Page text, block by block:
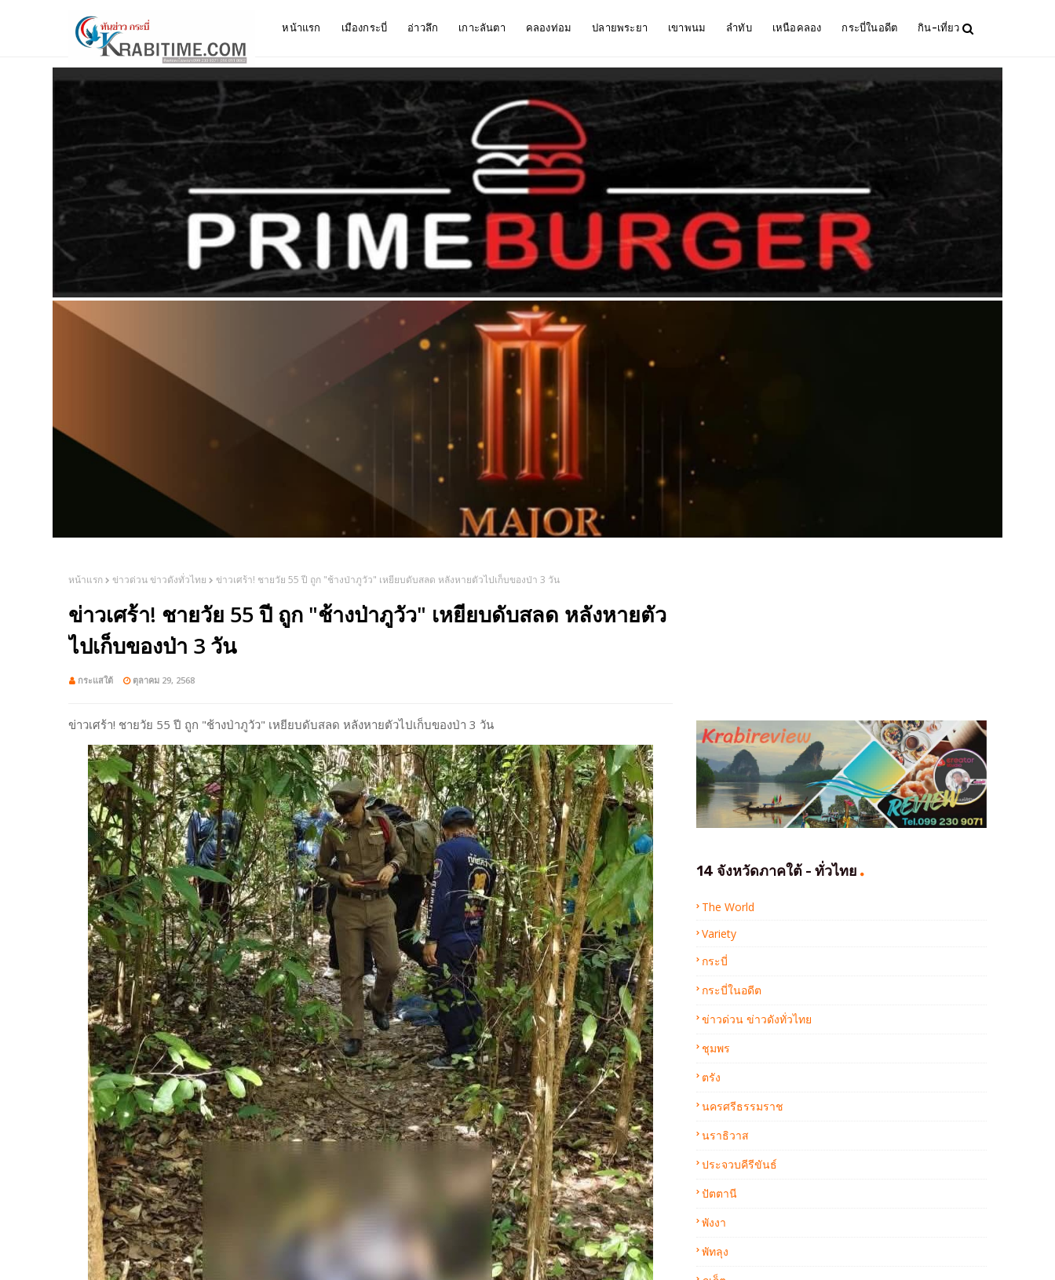
หน้าแรก เมืองกระบี่ อ่าวลึก เกาะลันตา คลองท่อม ปลายพระยา เขาพนม ลำทับ เหนือคลอง กระบี่ในอดีต กิน-เที่ยว
หน้าแรก ข่าวด่วน ข่าวดังทั่วไทย ข่าวเศร้า! ชายวัย 55 ปี ถูก "ช้างป่าภูวัว" เหยียบดับสลด หลังหายตัวไปเก็บของป่า 3 วัน
ข่าวเศร้า! ชายวัย 55 ปี ถูก "ช้างป่าภูวัว" เหยียบดับสลด หลังหายตัว
ไปเก็บของป่า 3 วัน
กระแสใต้ ตุลาคม 29, 2568
ข่าวเศร้า! ชายวัย 55 ปี ถูก "ช้างป่าภูวัว" เหยียบดับสลด หลังหายตัวไปเก็บของป่า 3 วัน
14 จังหวัดภาคใต้ - ทั่วไทย
The World
Variety
กระบี่
กระบี่ในอดีต
ข่าวด่วน ข่าวดังทั่วไทย
ชุมพร
ตรัง
นครศรีธรรมราช
นราธิวาส
ประจวบคีรีขันธ์
ปัตตานี
พังงา
พัทลุง